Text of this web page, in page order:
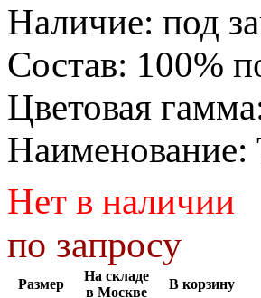
Наличие: под
Состав: 100%
Цветовая гамма
Наименование:
Нет в наличии
по запросу
Размер
На складе
в Москве
В корзину